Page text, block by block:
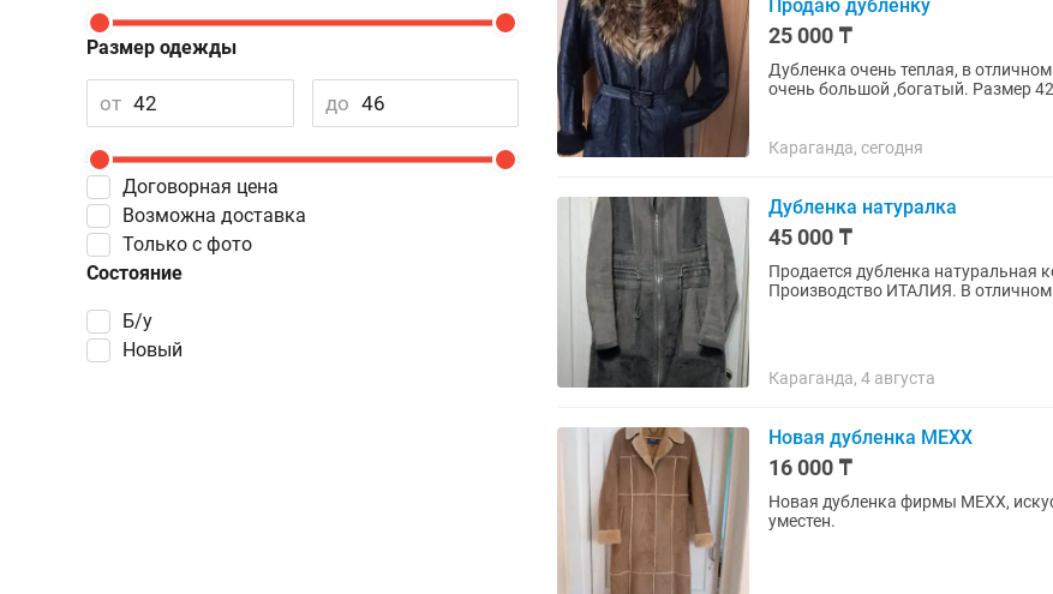
Договорная цена
Возможна доставка
Состояние
Б/у
Новый
Размер одежды
от до
Только с фото
Продаю дубленку
25 000 ₸
Дубленка очень теплая, в
очень большой ,богатый. Размер
Караганда, сегодня
Дубленка натуралка
45 000 ₸
Продается дубленка натуральная
Производство ИТАЛИЯ. В отличном
Караганда, 4 августа
Новая дубленка МЕХХ
16 000 ₸
Новая дубленка фирмы МЕХХ,
уместен.